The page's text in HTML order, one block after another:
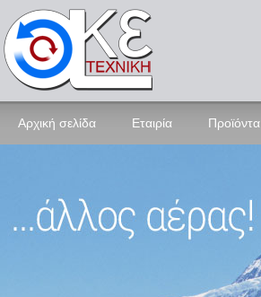
Αρχική σελίδα Εταιρία Προϊόντα